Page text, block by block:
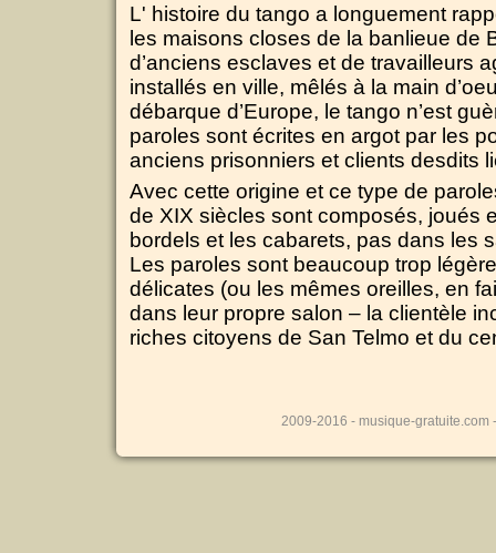
L' histoire du tango a longuement
les maisons closes de la banlieue de
d’anciens esclaves et de travailleurs
installés en ville, mêlés à la main
débarque d’Europe, le tango n’est
paroles sont écrites en argot par les
anciens prisonniers et clients desdits
Avec cette origine et ce type de
de XIX siècles sont composés, joués
bordels et les cabarets, pas dans les
Les paroles sont beaucoup trop
délicates (ou les mêmes oreilles, en
dans leur propre salon – la clientèle
riches citoyens de San Telmo et du
2009-2016 - musique-gratuite.com